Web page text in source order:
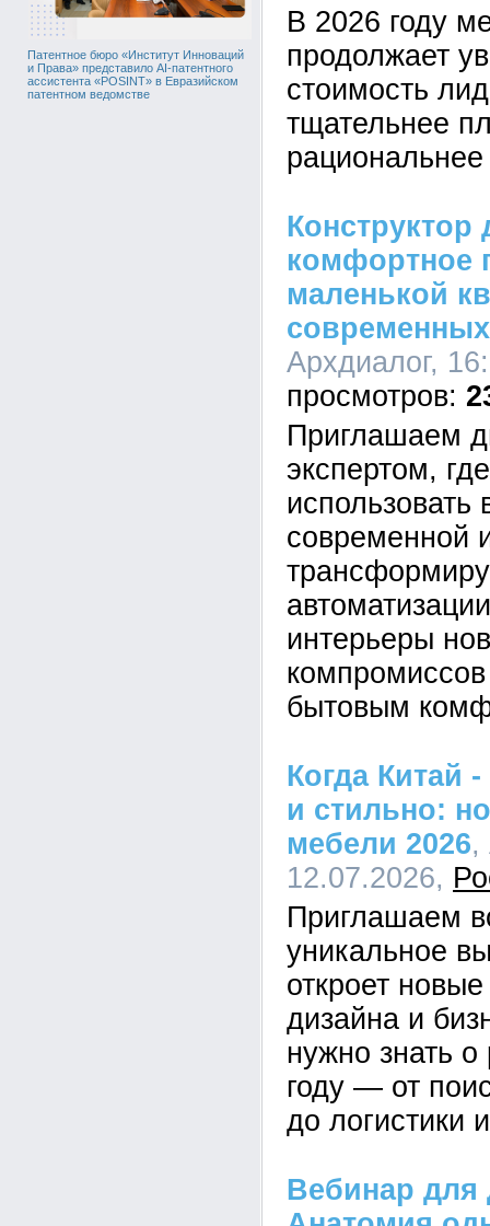
Патентное бюро «Институт Инноваций
и Права» представило AI-патентного
ассистента «POSINT» в Евразийском
патентном ведомстве
В 2026 году
продолжает
стоимость
тщательнее
Конструктор
комфортное
маленькой
Архдиалог,
Приглашаем
экспертом,
использовать
современной
интерьеры
бытовым
Когда Китай
и стильно:
мебели 2026,
12.07.2026,
Приглашаем
уникальное
откроет
дизайна и
нужно знать
году — от
до логистики
Вебинар для